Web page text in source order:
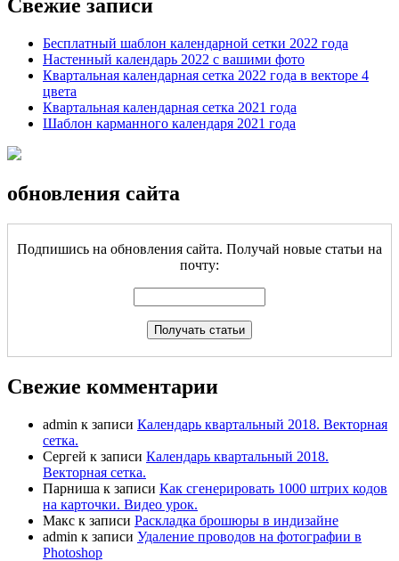
Свежие записи
Бесплатный шаблон календарной сетки 2022 года
Настенный календарь 2022 с вашими фото
Квартальная календарная сетка 2022 года в векторе 4
цвета
Квартальная календарная сетка 2021 года
Шаблон карманного календаря 2021 года
обновления сайта
Подпишись на обновления сайта. Получай новые статьи на
почту:
Свежие комментарии
admin к записи Календарь квартальный 2018. Векторная
сетка.
Сергей к записи Календарь квартальный 2018.
Векторная сетка.
Парниша к записи Как сгенерировать 1000 штрих кодов
на карточки. Видео урок.
Макс к записи Раскладка брошюры в индизайне
admin к записи Удаление проводов на фотографии в
Photoshop